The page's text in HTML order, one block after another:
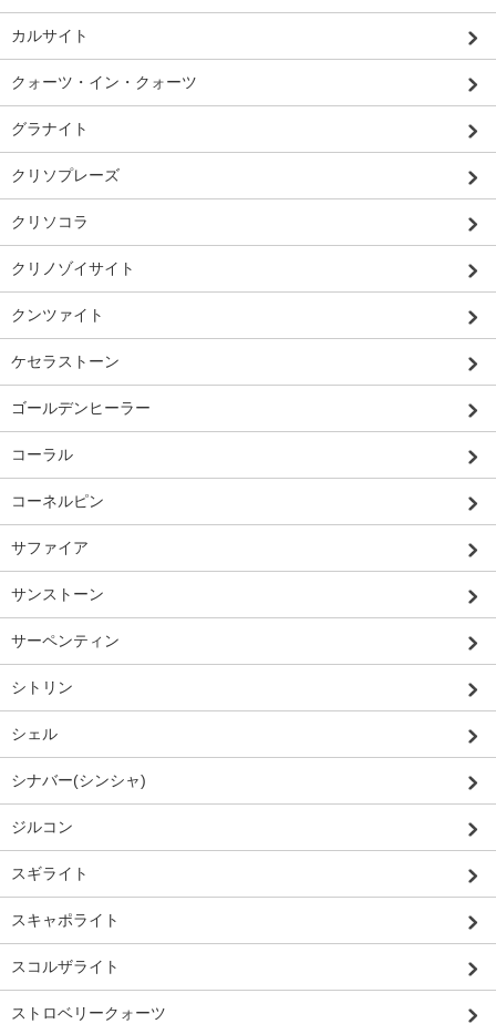
カルサイト
クォーツ・イン・クォーツ
グラナイト
クリソプレーズ
クリソコラ
クリノゾイサイト
クンツァイト
ケセラストーン
ゴールデンヒーラー
コーラル
コーネルピン
サファイア
サンストーン
サーペンティン
シトリン
シェル
シナバー(シンシャ)
ジルコン
スギライト
スキャポライト
スコルザライト
ストロベリークォーツ